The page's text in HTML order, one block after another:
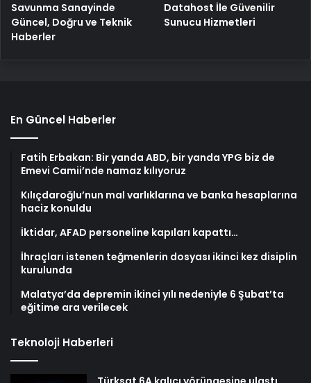
Savunma Sanayinde
Güncel, Doğru ve Teknik
Haberler
Datahost İle Güvenilir
Sunucu Hizmetleri
En Güncel Haberler
Fatih Erbakan: Bir yanda ABD, bir yanda YPG biz de
Emevi Camii’nde namaz kılıyoruz
Kılıçdaroğlu’nun mal varlıklarına ve banka hesaplarına
haciz konuldu
İktidar, AFAD personeline kapıları kapattı…
İhraçları istenen teğmenlerin dosyası ikinci kez disiplin
kurulunda
Malatya’da depremin ikinci yılı nedeniyle 6 Şubat’ta
eğitime ara verilecek
Teknoloji Haberleri